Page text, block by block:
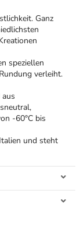
Ganz
speziellen
verleiht.
-60°C bis
und steht